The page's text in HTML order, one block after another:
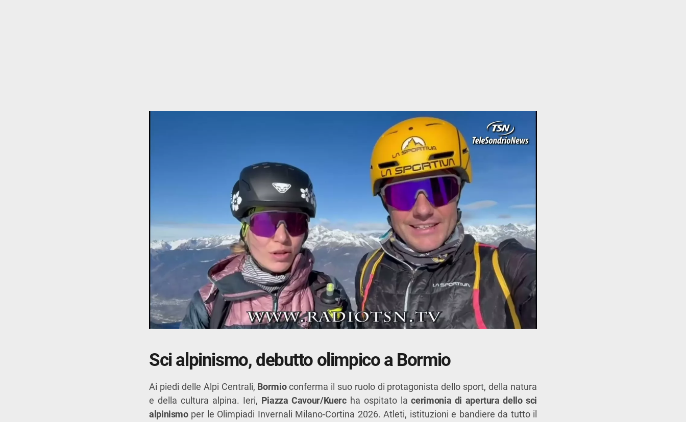
Sci alpinismo, debutto olimpico a Bormio
Ai piedi delle Alpi Centrali, Bormioconferma il suo ruolo di protagonista dello sport, della natura
e della cultura alpina. Ieri, Piazza Cavour/Kuercha ospitato lacerimonia di apertura dello sci
alpinismoper le Olimpiadi Invernali Milano-Cortina 2026. Atleti, istituzioni e bandiere da tutto il